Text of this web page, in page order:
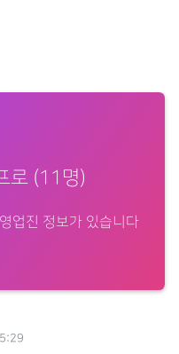
로 (11명)
업진 정보가 있습니다